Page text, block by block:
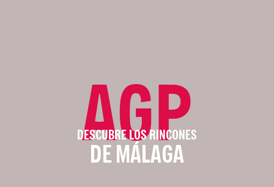
AGP
DESCUBRE LOS RINCONES
DE MÁLAGA